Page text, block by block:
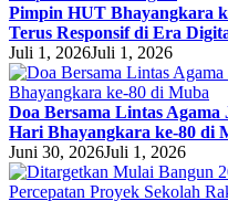
Pimpin HUT Bhayangkara
Terus Responsif di Era
Juli 1, 2026Juli 1, 2026
Doa Bersama Lintas
Hari Bhayangkara ke-80 di
Juni 30, 2026Juli 1, 2026